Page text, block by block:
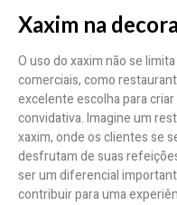
Xaxim na
O uso do xaxim não se
comerciais, como
excelente escolha para
convidativa. Imagine um
xaxim, onde os clientes se
desfrutam de suas
ser um diferencial
contribuir para uma